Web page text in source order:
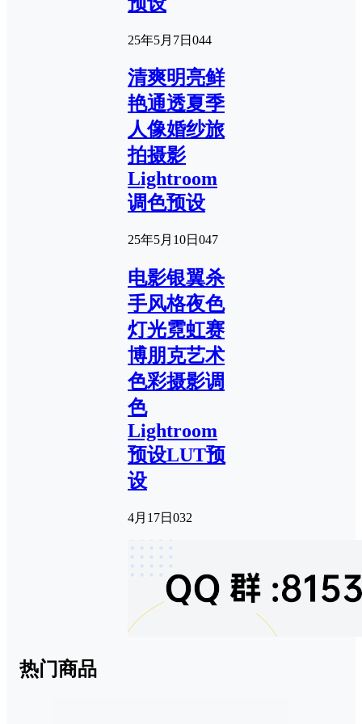
25年5月7日 044
清爽明亮鲜
艳通透夏季
人像婚纱旅
拍摄影
Lightroom
调色预设
25年5月10日 047
电影银翼杀
手风格夜色
灯光霓虹赛
博朋克艺术
色彩摄影调
色
Lightroom
预设LUT预
设
4月17日 032
热门商品